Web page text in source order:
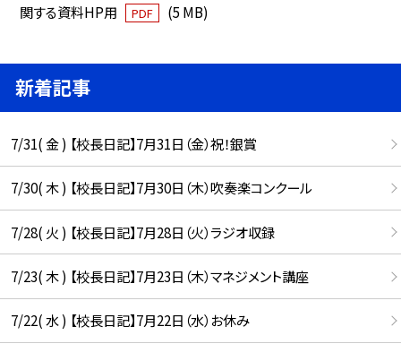
関する資料HP用
PDF (5 MB)
新着記事
7/31( 金 ) 【校長日記】7月31日（金）祝！銀賞
7/30( 木 ) 【校長日記】7月30日（木）吹奏楽コンクール
7/28( 火 ) 【校長日記】7月28日（火）ラジオ収録
7/23( 木 ) 【校長日記】7月23日（木）マネジメント講座
7/22( 水 ) 【校長日記】7月22日（水）お休み